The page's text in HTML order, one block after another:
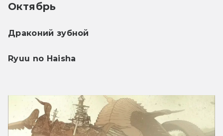
Октябрь
Драконий зубной
Ryuu no Haisha